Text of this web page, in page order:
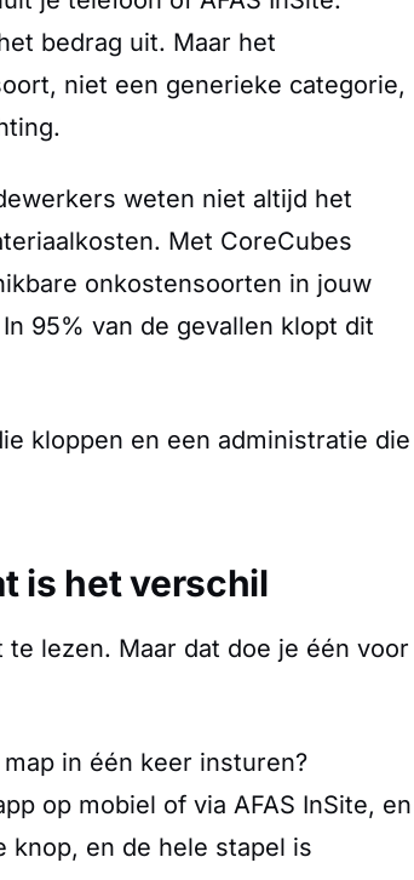
bedrag uit. Maar het
niet een generieke categorie,
weten niet altijd het
Met CoreCubes
onkostensoorten in jouw
95% van de gevallen klopt dit
kloppen en een administratie die
is het verschil
lezen. Maar dat doe je één voor
in één keer insturen?
op mobiel of via AFAS InSite, en
knop, en de hele stapel is